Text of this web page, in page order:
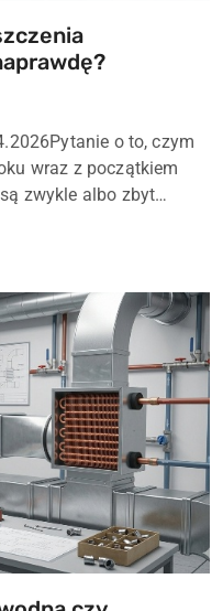
o to, czym
wraz z początkiem
zwykle albo zbyt